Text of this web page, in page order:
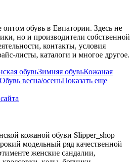
обувь в Евпатории. Здесь не
но и производители собственной
контакты, условия
листы, каталоги и многое другое.
обувьЗимняя обувьКожаная
Обувь весна/осеньПоказать еще
кожаной обуви Slipper_shop
модельный ряд качественной
женские сандалии,